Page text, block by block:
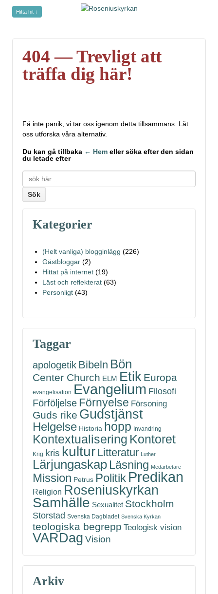
Hitta hit ↓
404 — Trevligt att
träffa dig här!
Få inte panik, vi tar oss igenom detta tillsammans. Låt
oss utforska våra alternativ.
Du kan gå tillbaka ← Hem eller söka efter den sidan
du letade efter
Kategorier
(Helt vanliga) blogginlägg (226)
Gästbloggar (2)
Hittat på internet (19)
Läst och reflekterat (63)
Personligt (43)
Taggar
apologetik Bibeln Bön
Center Church ELM Etik Europa
evangelisation Evangelium Filosofi
Förföljelse Förnyelse Försoning
Guds rike Gudstjänst
Helgelse Historia hopp Invandring
Kontextualisering Kontoret
Krig kris kultur Litteratur Luther
Lärjungaskap Läsning Medarbetare
Mission Petrus Politik Predikan
Religion Roseniuskyrkan
Samhälle Sexualitet Stockholm
Storstad Svenska Dagbladet Svenska Kyrkan
teologiska begrepp Teologisk vision
VARDag Vision
Arkiv